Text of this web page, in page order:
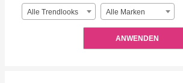
Alle Trendlooks Alle Marken
ANWENDEN